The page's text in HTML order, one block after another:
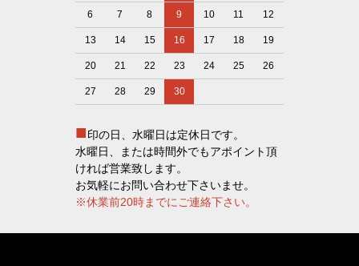
6 7 8 9 10 11 12
13 14 15 16 17 18 19
20 21 22 23 24 25 26
27 28 29 30
■印の日、水曜日は定休日です。
水曜日、または時間外でもアポイント頂
ければ営業致します。
お気軽にお問い合わせ下さいませ。
※休業前20時までにご連絡下さい。